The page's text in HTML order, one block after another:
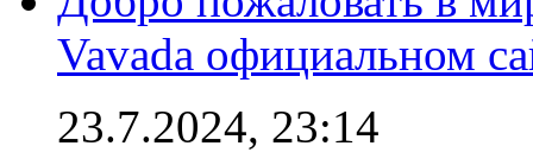
Vavada официальном
23.7.2024, 23:14